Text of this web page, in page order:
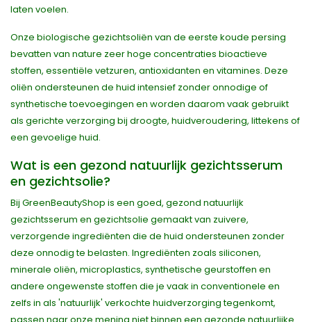
laten voelen.
Onze biologische gezichtsoliën van de eerste koude persing
bevatten van nature zeer hoge concentraties bioactieve
stoffen, essentiële vetzuren, antioxidanten en vitamines. Deze
oliën ondersteunen de huid intensief zonder onnodige of
synthetische toevoegingen en worden daarom vaak gebruikt
als gerichte verzorging bij droogte, huidveroudering, littekens of
een gevoelige huid.
Wat is een gezond natuurlijk gezichtsserum
en gezichtsolie?
Bij GreenBeautyShop is een goed, gezond natuurlijk
gezichtsserum en gezichtsolie gemaakt van zuivere,
verzorgende ingrediënten die de huid ondersteunen zonder
deze onnodig te belasten. Ingrediënten zoals siliconen,
minerale oliën, microplastics, synthetische geurstoffen en
andere ongewenste stoffen die je vaak in conventionele en
zelfs in als 'natuurlijk' verkochte huidverzorging tegenkomt,